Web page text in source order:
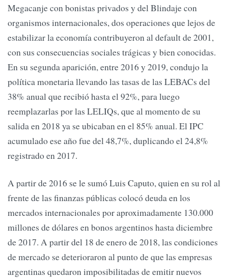
Megacanje con bonistas privados y del Blindaje con
organismos internacionales, dos operaciones que lejos de
estabilizar la economía contribuyeron al default de 2001,
con sus consecuencias sociales trágicas y bien conocidas.
En su segunda aparición, entre 2016 y 2019, condujo la
política monetaria llevando las tasas de las LEBACs del
38% anual que recibió hasta el 92%, para luego
reemplazarlas por las LELIQs, que al momento de su
salida en 2018 ya se ubicaban en el 85% anual. El IPC
acumulado ese año fue del 48,7%, duplicando el 24,8%
registrado en 2017.
A partir de 2016 se le sumó Luis Caputo, quien en su rol al
frente de las finanzas públicas colocó deuda en los
mercados internacionales por aproximadamente 130.000
millones de dólares en bonos argentinos hasta diciembre
de 2017. A partir del 18 de enero de 2018, las condiciones
de mercado se deterioraron al punto de que las empresas
argentinas quedaron imposibilitadas de emitir nuevos